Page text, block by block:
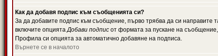
Как да добавя подпис към съобщенията си?
За да добавите подпис към съобщение, първо трябва да си
включите опциятаДобави подпис от формата за пускане на
Профила си опцията за автоматично добавяне на подписа.
Върнете се в началото